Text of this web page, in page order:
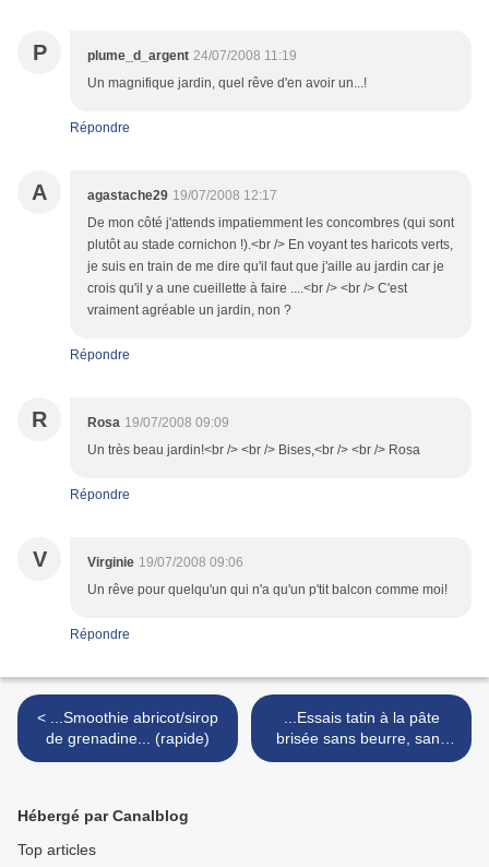
P plume_d_argent 24/07/2008 11:19
Un magnifique jardin, quel rêve d'en avoir un...!
Répondre
A agastache29 19/07/2008 12:17
De mon côté j'attends impatiemment les concombres (qui sont
plutôt au stade cornichon !).<br /> En voyant tes haricots verts,
je suis en train de me dire qu'il faut que j'aille au jardin car je
crois qu'il y a une cueillette à faire ....<br /> <br /> C'est
vraiment agréable un jardin, non ?
Répondre
R Rosa 19/07/2008 09:09
Un très beau jardin!<br /> <br /> Bises,<br /> <br /> Rosa
Répondre
V Virginie 19/07/2008 09:06
Un rêve pour quelqu'un qui n'a qu'un p'tit balcon comme moi!
Répondre
< ...Smoothie abricot/sirop
de grenadine... (rapide)
...Essais tatin à la pâte
brisée sans beurre, sans
huile ni oeuf pour
Hébergé par Canalblog
Top articles